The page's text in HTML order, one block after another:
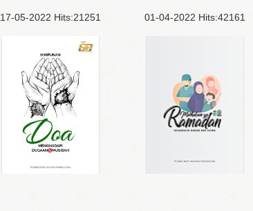
17-05-2022 Hits:21251
MUSIBAH
01-04-2022 Hits:42161